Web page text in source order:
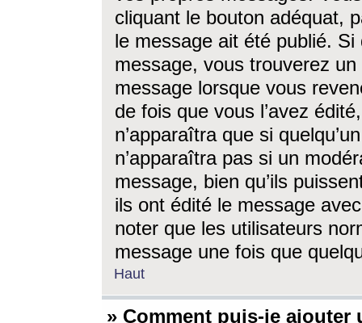
cliquant le bouton adéquat,
le message ait été publié. Si
message, vous trouverez
message lorsque vous
de fois que vous l’avez
n’apparaîtra que si
n’apparaîtra pas si un
message, bien qu’ils
ils ont édité le message
noter que les utilisateurs
message une fois que
Haut
» Comment puis-je ajouter